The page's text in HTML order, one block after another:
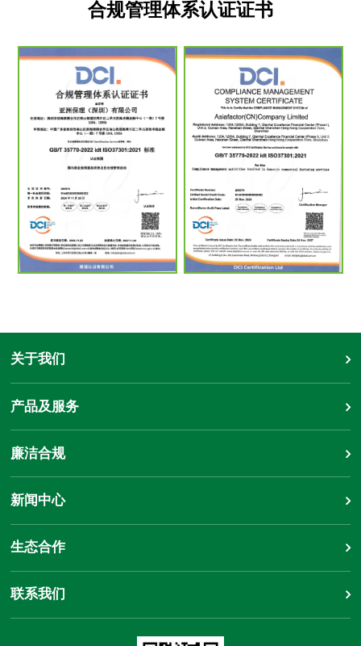
合规管理体系认证证书
关于我们
产品及服务
廉洁合规
新闻中心
生态合作
联系我们